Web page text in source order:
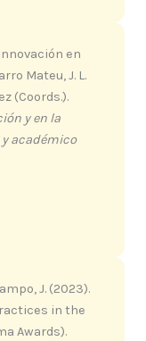
en
Mateu, J. L.
(Coords.).
y en la
académico
J. (2023).
in the
Awards).